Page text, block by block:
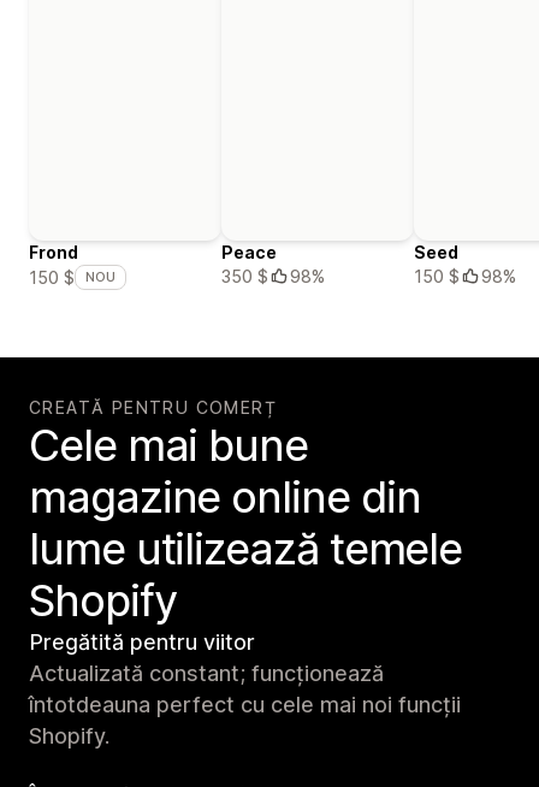
Frond
150 $
NOU
Peace
350 $
98%
Seed
150 $
98%
CREATĂ PENTRU COMERȚ
Cele mai bune
magazine online din
lume utilizează temele
Shopify
Pregătită pentru viitor
Actualizată constant; funcționează
întotdeauna perfect cu cele mai noi funcții
Shopify.